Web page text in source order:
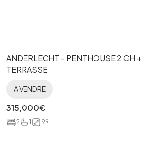
ANDERLECHT - PENTHOUSE 2 CH
TERRASSE
À VENDRE
315,000€
2 1 99